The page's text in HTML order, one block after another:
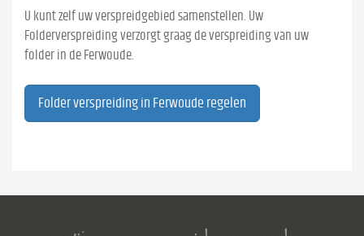
U kunt zelf uw verspreidgebied samenstellen. Uw
Folderverspreiding verzorgt graag de verspreiding van uw
folder in de Ferwoude.
Folder verspreiding in Ferwoude regelen